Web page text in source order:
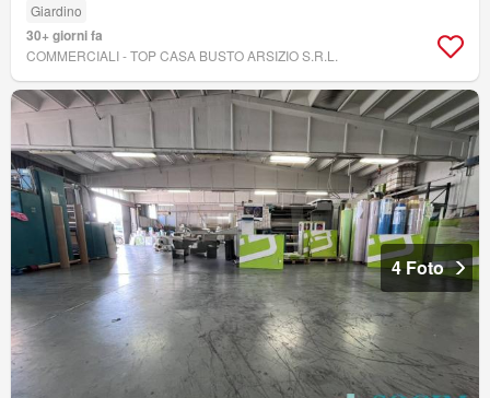
Giardino
30+ giorni fa
COMMERCIALI - TOP CASA BUSTO ARSIZIO S.R.L.
4 Foto